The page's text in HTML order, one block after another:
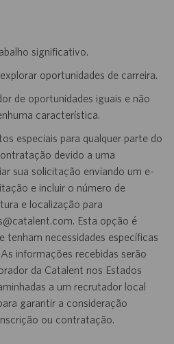
significativo.
oportunidades de carreira.
de oportunidades iguais e não
característica.
especiais para qualquer parte do
devido a uma
sua solicitação enviando um e-
e incluir o número de
e localização para
. Esta opção é
tenham necessidades específicas
informações recebidas serão
da Catalent nos Estados
a um recrutador local
garantir a consideração
ou contratação.